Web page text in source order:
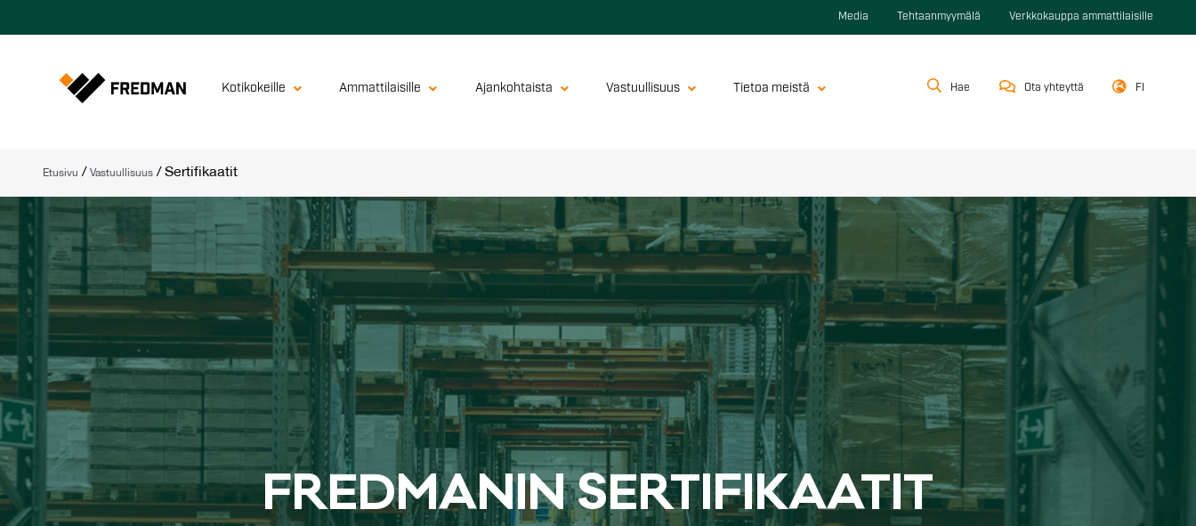
Media Tehtaanmyymälä Verkkokauppa ammattilaisille
Kotikokeille Ammattilaisille Ajankohtaista Vastuullisuus Tietoa meistä Hae Ota yhteyttä FI
Etusivu / Vastuullisuus / Sertifikaatit
FRED­MA­NIN SER­TI­FI­KAA­TIT